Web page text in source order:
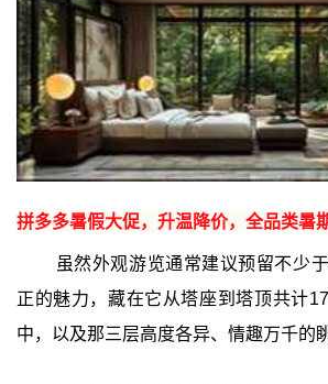
拼多多暑假大促，升温降价，全品类暑
虽然外观游览通常建议预留不少
正的魅力，藏在它从塔座到塔顶共计
中，以及那三层高度各异、情趣万千的